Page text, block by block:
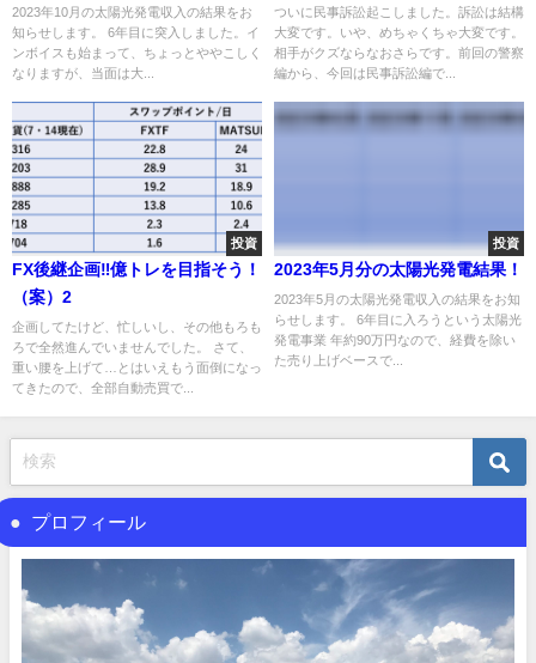
2023年10月の太陽光発電収入の結果をお
知らせします。 6年目に突入しました。イ
ンボイスも始まって、ちょっとややこしく
なりますが、当面は大...
ついに民事訴訟起こしました。訴訟は結構
大変です。いや、めちゃくちゃ大変です。
相手がクズならなおさらです。前回の警察
編から、今回は民事訴訟編で...
投資
FX後継企画‼億トレを目指そう！
（案）2
企画してたけど、忙しいし、その他もろも
ろで全然進んでいませんでした。 さて、
重い腰を上げて…とはいえもう面倒になっ
てきたので、全部自動売買で...
投資
2023年5月分の太陽光発電結果！
2023年5月の太陽光発電収入の結果をお知
らせします。 6年目に入ろうという太陽光
発電事業 年約90万円なので、経費を除い
た売り上げベースで...
プロフィール